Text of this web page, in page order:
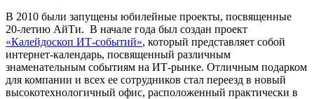
В 2010 были запущены юбилейные проекты, посвященные
20-летию АйТи. В начале года был создан проект
«Калейдоскоп ИТ-событий», который представляет собой
интернет-календарь, посвященный различным
знаменательным событиям на ИТ-рынке. Отличным подарком
для компании и всех ее сотрудников стал переезд в новый
высокотехнологичный офис, расположенный практически в